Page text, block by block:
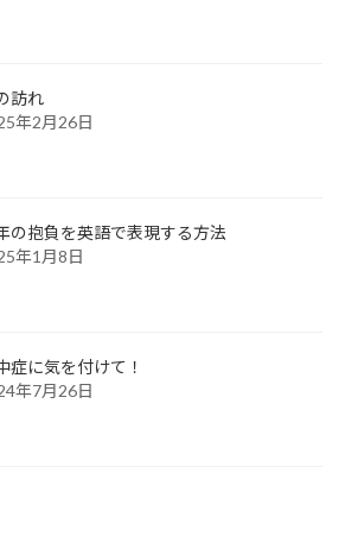
訪れ
年2月26日
の抱負を英語で表現する方法
年1月8日
症に気を付けて！
年7月26日